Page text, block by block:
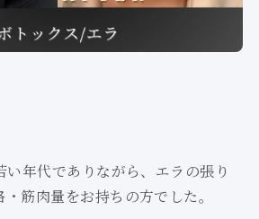
年代でありながら、エラの張り
筋肉量をお持ちの方でした。